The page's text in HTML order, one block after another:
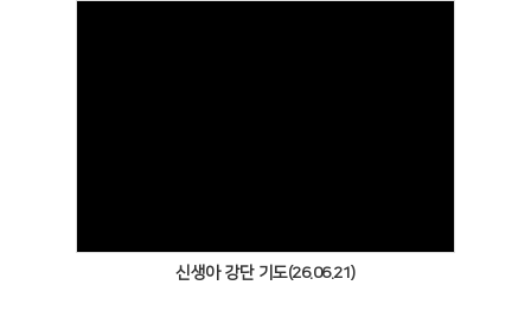
신생아 강단 기도(26.06.21)